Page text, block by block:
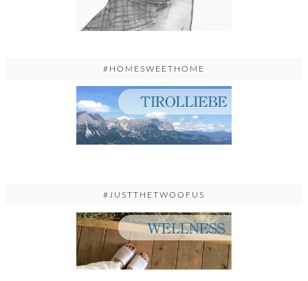
#HOMESWEETHOME
#JUSTTHETWOOFUS